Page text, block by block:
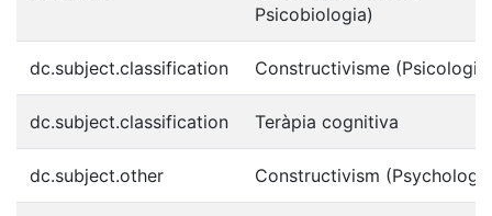
Psicobiologia)
dc.subject.classification Constructivisme
dc.subject.classification Teràpia cognitiva
dc.subject.other Constructivism